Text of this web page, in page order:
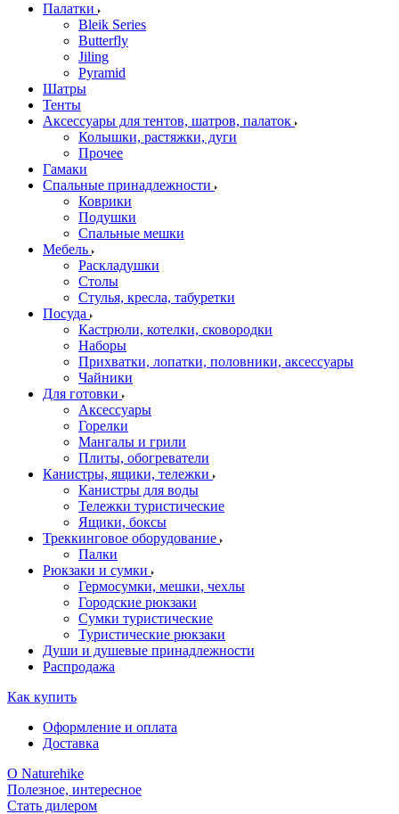
Палатки
Bleik Series
Butterfly
Jiling
Pyramid
Шатры
Тенты
Аксессуары для тентов, шатров, палаток
Колышки, растяжки, дуги
Прочее
Гамаки
Спальные принадлежности
Коврики
Подушки
Спальные мешки
Мебель
Раскладушки
Столы
Стулья, кресла, табуретки
Посуда
Кастрюли, котелки, сковородки
Наборы
Прихватки, лопатки, половники, аксессуары
Чайники
Для готовки
Аксессуары
Горелки
Мангалы и грили
Плиты, обогреватели
Канистры, ящики, тележки
Канистры для воды
Тележки туристические
Ящики, боксы
Треккинговое оборудование
Палки
Рюкзаки и сумки
Гермосумки, мешки, чехлы
Городские рюкзаки
Сумки туристические
Туристические рюкзаки
Души и душевые принадлежности
Распродажа
Как купить
Оформление и оплата
Доставка
О Naturehike
Полезное, интересное
Стать дилером